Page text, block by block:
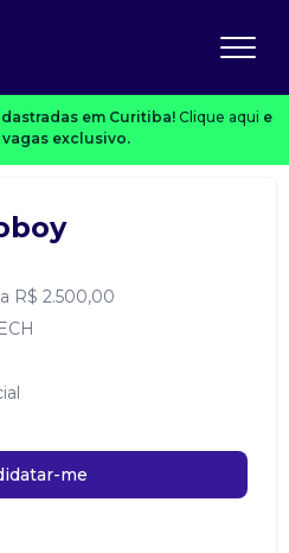
em Curitiba!Clique aqui e
exclusivo.
R$ 2.500,00
me